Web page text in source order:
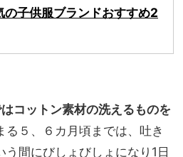
の子供服ブランドおすすめ2
コットン素材の洗えるものを
る５、６カ月頃までは、吐き
間にびしょびしょになり1日